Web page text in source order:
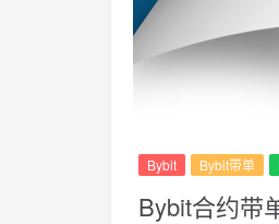
Bybit Bybit带单
Bybit合约带